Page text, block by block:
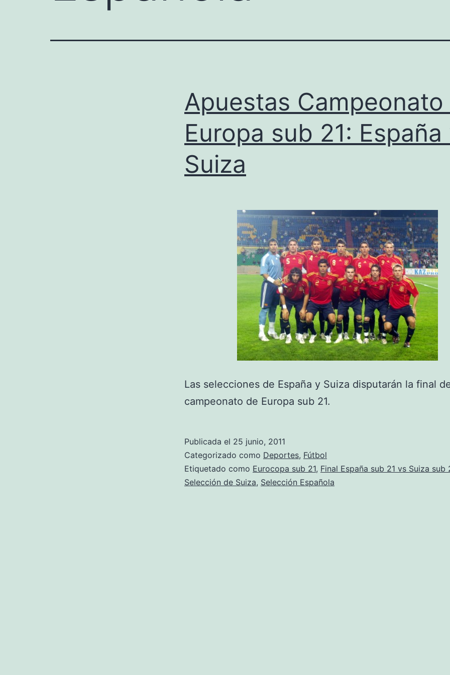
Apuestas
Europa sub 21: España
Suiza
Las selecciones de España y Suiza disputarán la final
campeonato de Europa sub 21.
Publicada el 25 junio, 2011
Categorizado como Deportes, Fútbol
Etiquetado como Eurocopa sub 21, Final España sub 21 vs Suiza sub
Selección de Suiza, Selección Española